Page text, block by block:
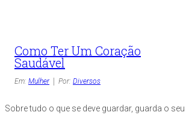
Como Ter Um Coração
Saudável
Em: Mulher Por: Diversos
Sobre tudo o que se deve guardar, guarda o seu